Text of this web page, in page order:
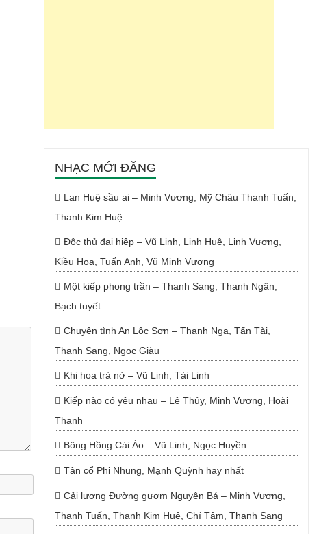
NHẠC MỚI ĐĂNG
Lan Huệ sầu ai – Minh Vương, Mỹ Châu Thanh Tuấn,
Thanh Kim Huệ
Độc thủ đại hiệp – Vũ Linh, Linh Huệ, Linh Vương,
Kiều Hoa, Tuấn Anh, Vũ Minh Vương
Một kiếp phong trần – Thanh Sang, Thanh Ngân,
Bạch tuyết
Chuyện tình An Lộc Sơn – Thanh Nga, Tấn Tài,
Thanh Sang, Ngọc Giàu
Khi hoa trà nở – Vũ Linh, Tài Linh
Kiếp nào có yêu nhau – Lệ Thủy, Minh Vương, Hoài
Thanh
Bông Hồng Cài Áo – Vũ Linh, Ngọc Huyền
Tân cổ Phi Nhung, Mạnh Quỳnh hay nhất
Cải lương Đường gươm Nguyên Bá – Minh Vương,
Thanh Tuấn, Thanh Kim Huệ, Chí Tâm, Thanh Sang